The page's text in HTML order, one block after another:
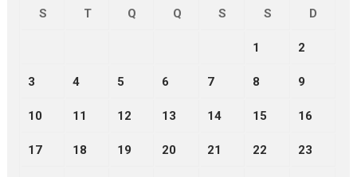
S
T Q Q S S D
1 2
3 4 5 6 7 8 9
10 11 12 13 14 15 16
17 18 19 20 21 22 23